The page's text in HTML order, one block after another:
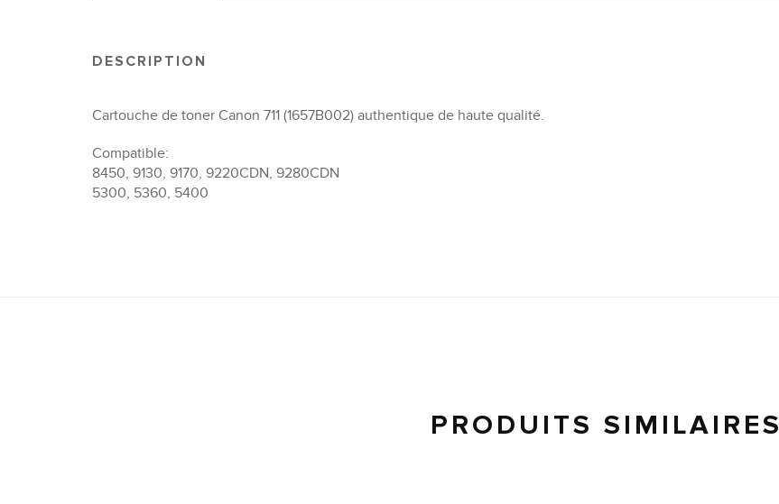
DESCRIPTION
Cartouche de toner Canon 711 (1657B002) authentique de haute qualité.
Compatible:
8450, 9130, 9170, 9220CDN, 9280CDN
5300, 5360, 5400
PRODUITS SIMILAIRES